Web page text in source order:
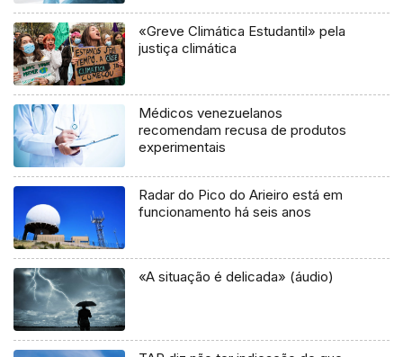
«Greve Climática Estudantil» pela
justiça climática
Médicos venezuelanos
recomendam recusa de produtos
experimentais
Radar do Pico do Arieiro está em
funcionamento há seis anos
«A situação é delicada» (áudio)